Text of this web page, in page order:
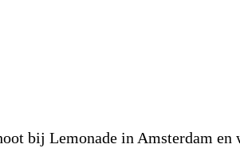
bij Lemonade in Amsterdam